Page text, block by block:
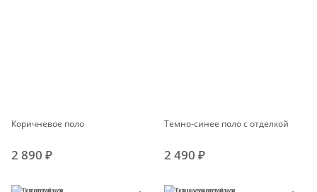
Коричневое поло
2 890 ₽
Темно-синее поло с отделкой
2 490 ₽